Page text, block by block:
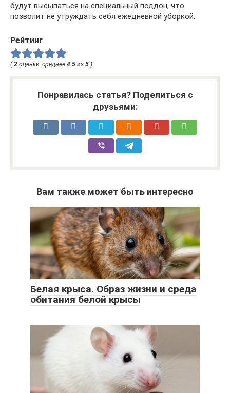
будут высыпаться на специальный поддон, что
позволит не утруждать себя ежедневной уборкой.
Рейтинг
( 2 оценки, среднее 4.5 из 5 )
Понравилась статья? Поделиться с
друзьями:
Вам также может быть интересно
Белая крыса. Образ жизни и среда
обитания белой крысы